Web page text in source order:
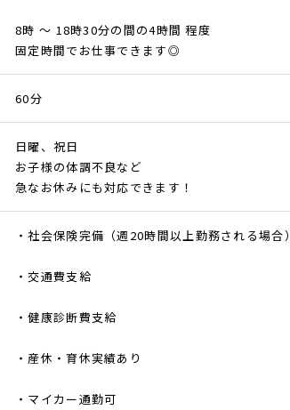
8時 ～ 18時30分の間の4時間 程度
固定時間でお仕事できます◎
60分
日曜、祝日
お子様の体調不良など
急なお休みにも対応できます！
・社会保険完備（週20時間以上勤務される場合）
・交通費支給
・健康診断費支給
・産休・育休実績あり
・マイカー通勤可